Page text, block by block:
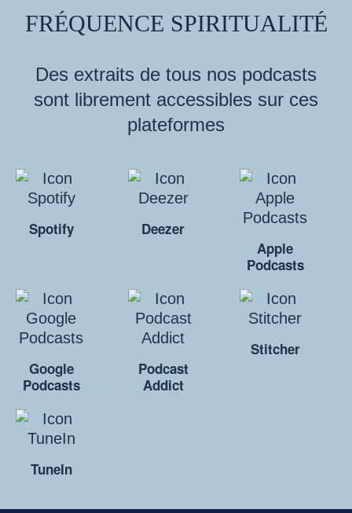
FRÉQUENCE SPIRITUALITÉ
Des extraits de tous nos podcasts
sont librement accessibles sur ces
plateformes
Spotify
Deezer
Apple
Podcasts
Google
Podcasts
Podcast
Addict
Stitcher
TuneIn